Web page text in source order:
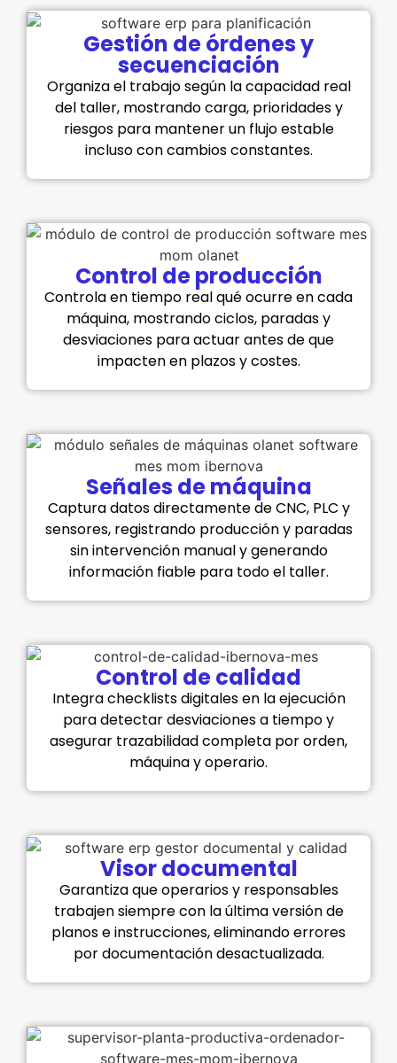
Gestión de órdenes y
secuenciación
Organiza el trabajo según la capacidad real
del taller, mostrando carga, prioridades y
riesgos para mantener un flujo estable
incluso con cambios constantes.
Control de producción
Controla en tiempo real qué ocurre en cada
máquina, mostrando ciclos, paradas y
desviaciones para actuar antes de que
impacten en plazos y costes.
Señales de máquina
Captura datos directamente de CNC, PLC y
sensores, registrando producción y paradas
sin intervención manual y generando
información fiable para todo el taller.
Control de calidad
Integra checklists digitales en la ejecución
para detectar desviaciones a tiempo y
asegurar trazabilidad completa por orden,
máquina y operario.
Visor documental
Garantiza que operarios y responsables
trabajen siempre con la última versión de
planos e instrucciones, eliminando errores
por documentación desactualizada.